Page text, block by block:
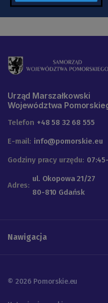
Urząd Marszałkowski
Województwa
Telefon +48 58 32 68 555
E-mail: info@pomorskie.eu
Godziny pracy urzędu:
Adres:
ul. Okopowa 21/27
80-810 Gdańsk
Nawigacja
© 2026 Pomorskie.eu